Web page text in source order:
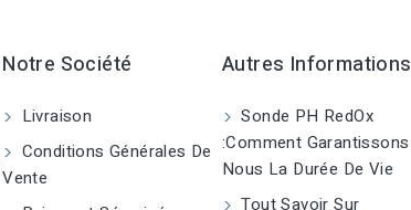
Notre Société
Livraison
Conditions Générales De
Vente
Autres Informations
Sonde PH RedOx
:Comment Garantissons
Nous La Durée De Vie
Tout Savoir Sur